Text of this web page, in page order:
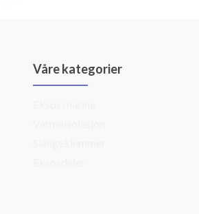
Våre kategorier